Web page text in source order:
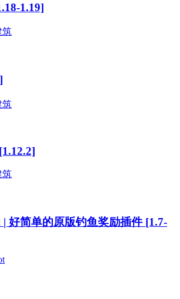
1.19]
筑
筑
筑
| 好简单的原版钓鱼奖励插件 [1.7-